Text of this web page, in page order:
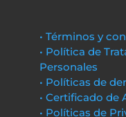
• Términos y
• Política de
Personales
• Políticas de
• Certificado de
• Políticas de